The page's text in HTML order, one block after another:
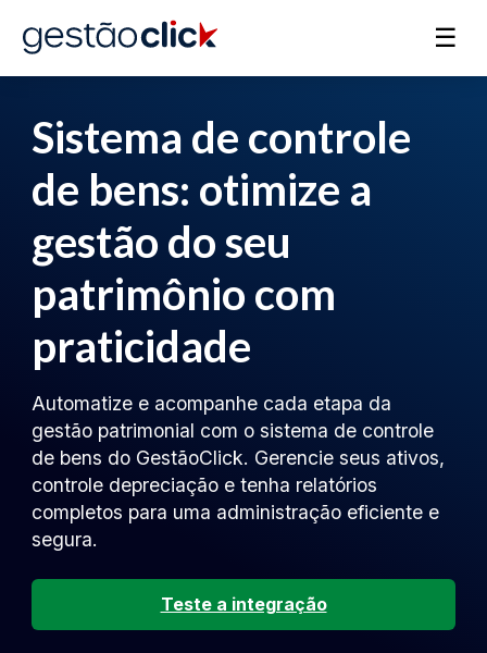
☰
Sistema de controle
de bens: otimize a
gestão do seu
patrimônio com
praticidade
Automatize e acompanhe cada etapa da
gestão patrimonial com o sistema de controle
de bens do GestãoClick. Gerencie seus ativos,
controle depreciação e tenha relatórios
completos para uma administração eficiente e
segura.
Teste a integração